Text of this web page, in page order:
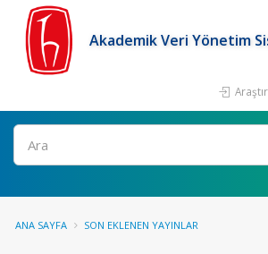
Akademik Veri Yönetim
Ara
ANA SAYFA SON EKLENEN YAYINLAR